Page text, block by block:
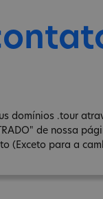
domínios .tour
de nossa
(Exceto para a